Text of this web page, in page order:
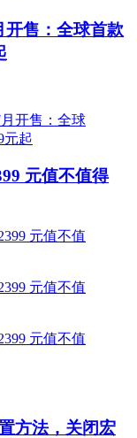
开售：全球首款
元值不值得
方法，关闭宏